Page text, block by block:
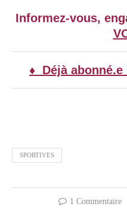
Informez-vous,
♦ Déjà abonné.e
SPORTIVES
1 Commentaire